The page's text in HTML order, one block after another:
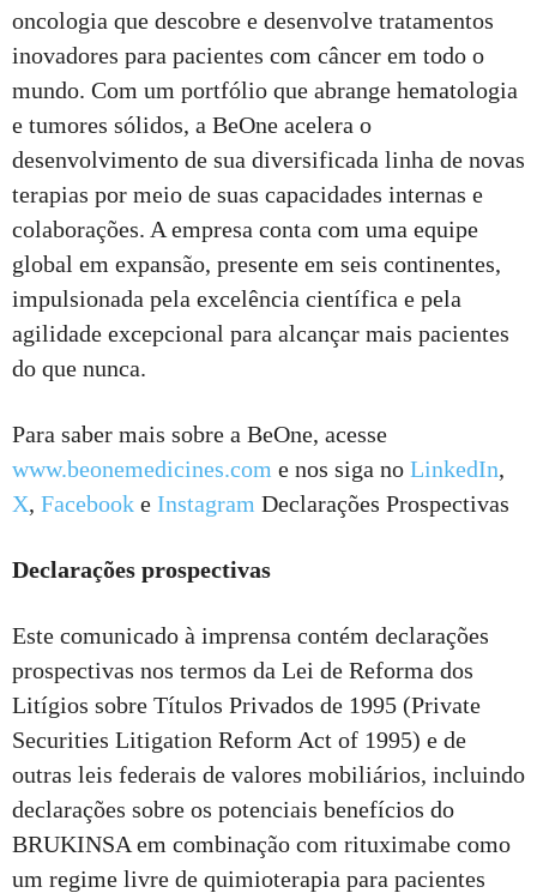
oncologia que descobre e desenvolve tratamentos
inovadores para pacientes com câncer em todo o
mundo. Com um portfólio que abrange hematologia
e tumores sólidos, a BeOne acelera o
desenvolvimento de sua diversificada linha de novas
terapias por meio de suas capacidades internas e
colaborações. A empresa conta com uma equipe
global em expansão, presente em seis continentes,
impulsionada pela excelência científica e pela
agilidade excepcional para alcançar mais pacientes
do que nunca.
Para saber mais sobre a BeOne, acesse
www.beonemedicines.com e nos siga no LinkedIn,
X, Facebook e Instagram Declarações Prospectivas
Declarações prospectivas
Este comunicado à imprensa contém declarações
prospectivas nos termos da Lei de Reforma dos
Litígios sobre Títulos Privados de 1995 (Private
Securities Litigation Reform Act of 1995) e de
outras leis federais de valores mobiliários, incluindo
declarações sobre os potenciais benefícios do
BRUKINSA em combinação com rituximabe como
um regime livre de quimioterapia para pacientes